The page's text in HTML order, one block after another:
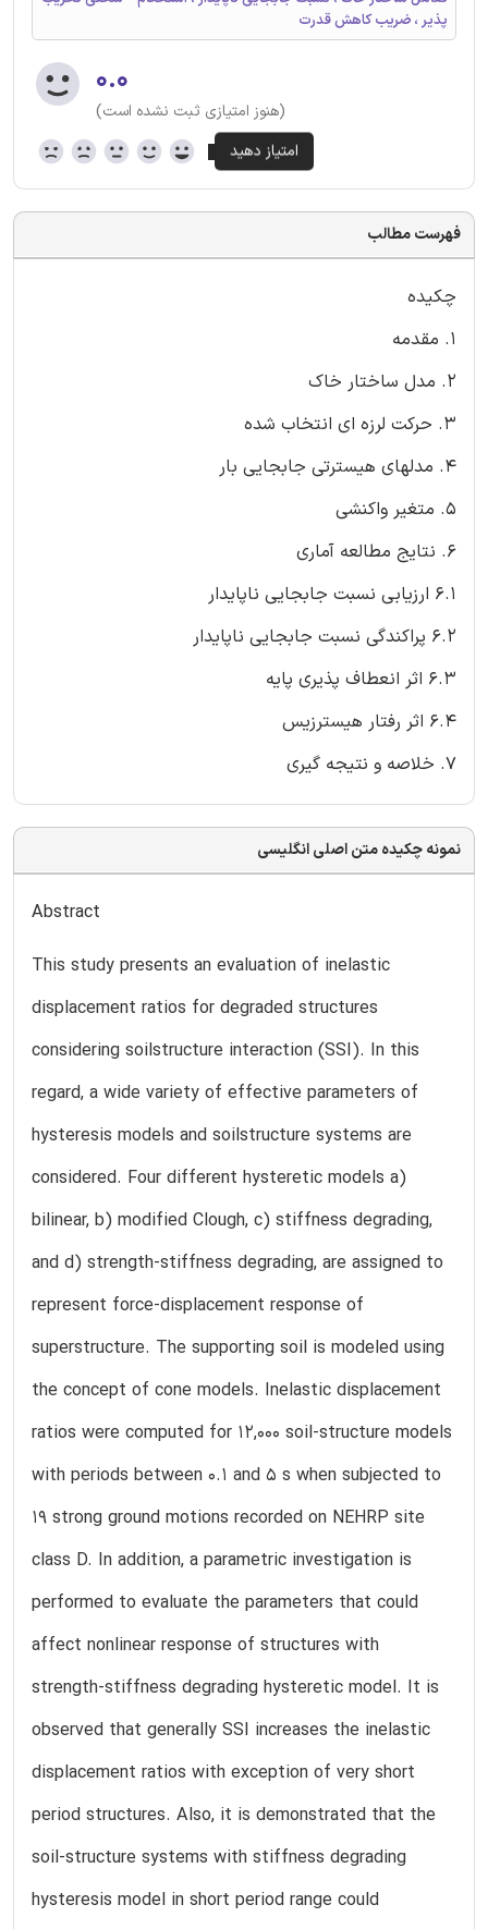
پذیر ، ضریب کاهش قدرت
۰.۰
(هنوز امتیازی ثبت نشده است)
فهرست مطالب
چکیده
1. مقدمه
2. مدل ساختار خاك
3. حرکت لرزه ای انتخاب شده
4. مدلهای هیسترتی جابجایی بار
5. متغیر واکنشی
6. نتایج مطالعه آماری
6.1 ارزیابی نسبت جابجایی ناپایدار
6.2 پراکندگی نسبت جابجایی ناپایدار
6.3 اثر انعطاف پذیری پایه
6.4 اثر رفتار هیسترزیس
7. خلاصه و نتیجه گیری
نمونه چکیده متن اصلی انگلیسی
Abstract
This study presents an evaluation of inelastic
displacement ratios for degraded structures
considering soilstructure interaction (SSI). In this
regard, a wide variety of effective parameters of
hysteresis models and soilstructure systems are
considered. Four different hysteretic models a)
bilinear, b) modified Clough, c) stiffness degrading,
and d) strength-stiffness degrading, are assigned to
represent force-displacement response of
superstructure. The supporting soil is modeled using
the concept of cone models. Inelastic displacement
ratios were computed for 12,000 soil-structure models
with periods between 0.1 and 5 s when subjected to
19 strong ground motions recorded on NEHRP site
class D. In addition, a parametric investigation is
performed to evaluate the parameters that could
affect nonlinear response of structures with
strength-stiffness degrading hysteretic model. It is
observed that generally SSI increases the inelastic
displacement ratios with exception of very short
period structures. Also, it is demonstrated that the
soil-structure systems with stiffness degrading
hysteresis model in short period range could